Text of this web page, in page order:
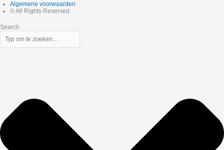
Algemene voorwaarden
© All Rights Reserved
Search